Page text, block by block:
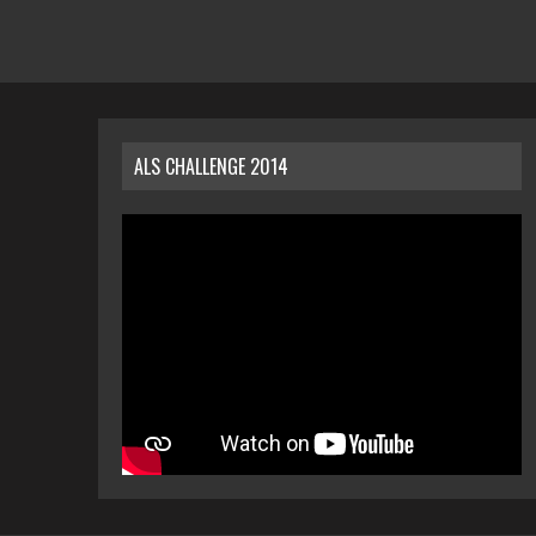
ALS CHALLENGE 2014